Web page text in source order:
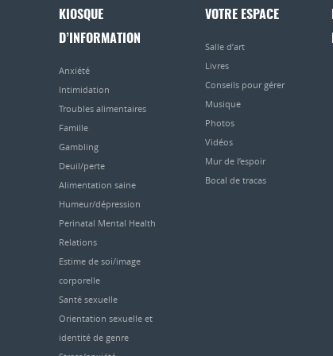
KIOSQUE
D’INFORMATION
Anxiété
Intimidation
Troubles alimentaires
Famille
Gambling
Deuil/perte
Alimentation saine
Humeur/dépression
Perinatal Mental Health
Relations
Estime de soi/image
corporelle
Santé sexuelle
Orientation sexuelle et
identité de genre
VOTRE ESPACE
Salle d’art
Livres
Conseils pour gérer
Musique
Photos
Vidéos
Mur de l’espoir
Bocal de tracas